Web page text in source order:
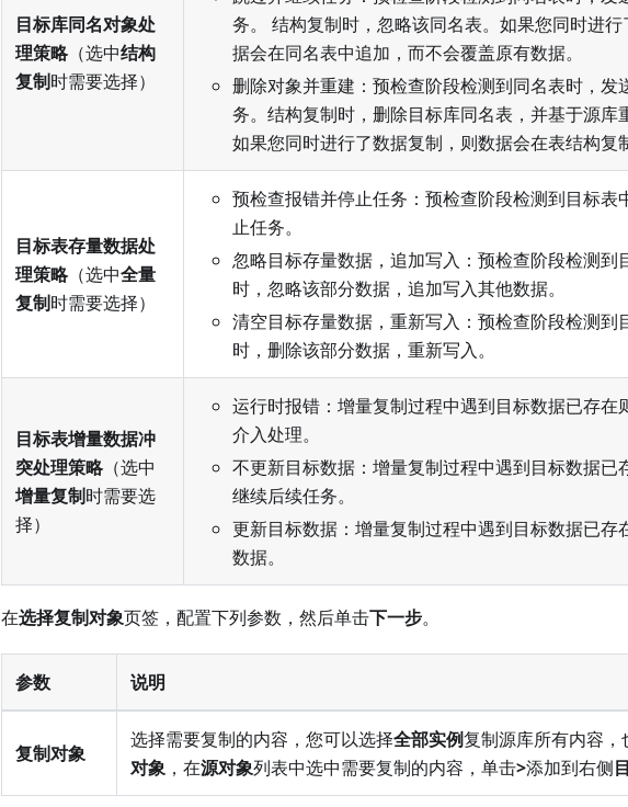
目标库同名对象处
理策略（选中结构
复制时需要选择）
务。 结构复制时，忽略该同名表。如果您同时进
据会在同名表中追加，而不会覆盖原有数据。
删除对象并重建：预检查阶段检测到同名表时，发
务。结构复制时，删除目标库同名表，并基于源库
如果您同时进行了数据复制，则数据会在表结构复
目标表存量数据处
理策略（选中全量
复制时需要选择）
预检查报错并停止任务：预检查阶段检测到目标表
止任务。
忽略目标存量数据，追加写入：预检查阶段检测到
时，忽略该部分数据，追加写入其他数据。
清空目标存量数据，重新写入：预检查阶段检测到
时，删除该部分数据，重新写入。
目标表增量数据冲
突处理策略（选中
增量复制时需要选
择）
运行时报错：增量复制过程中遇到目标数据已存在
介入处理。
不更新目标数据：增量复制过程中遇到目标数据已
继续后续任务。
更新目标数据：增量复制过程中遇到目标数据已存
数据。
在选择复制对象页签，配置下列参数，然后单击下一步。
参数 说明
复制对象
选择需要复制的内容，您可以选择全部实例复制源库所有内容，
对象 ，在源对象列表中选中需要复制的内容，单击>添加到右侧